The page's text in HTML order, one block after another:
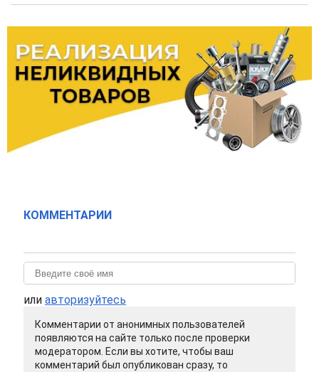
КОММЕНТАРИИ
или авторизуйтесь
Комментарии от анонимных пользователей
появляются на сайте только после проверки
модератором. Если вы хотите, чтобы ваш
комментарий был опубликован сразу, то